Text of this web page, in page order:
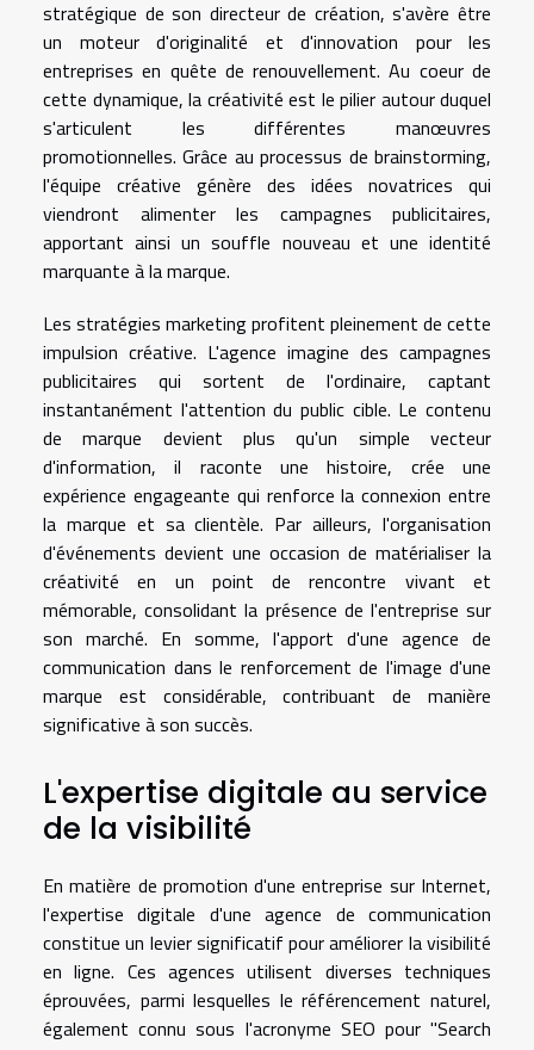
stratégique de son directeur de création, s'avère être
un moteur d'originalité et d'innovation pour les
entreprises en quête de renouvellement. Au coeur de
cette dynamique, la créativité est le pilier autour duquel
s'articulent les différentes manœuvres
promotionnelles. Grâce au processus de brainstorming,
l'équipe créative génère des idées novatrices qui
viendront alimenter les campagnes publicitaires,
apportant ainsi un souffle nouveau et une identité
marquante à la marque.
Les stratégies marketing profitent pleinement de cette
impulsion créative. L'agence imagine des campagnes
publicitaires qui sortent de l'ordinaire, captant
instantanément l'attention du public cible. Le contenu
de marque devient plus qu'un simple vecteur
d'information, il raconte une histoire, crée une
expérience engageante qui renforce la connexion entre
la marque et sa clientèle. Par ailleurs, l'organisation
d'événements devient une occasion de matérialiser la
créativité en un point de rencontre vivant et
mémorable, consolidant la présence de l'entreprise sur
son marché. En somme, l'apport d'une agence de
communication dans le renforcement de l'image d'une
marque est considérable, contribuant de manière
significative à son succès.
L'expertise digitale au service
de la visibilité
En matière de promotion d'une entreprise sur Internet,
l'expertise digitale d'une agence de communication
constitue un levier significatif pour améliorer la visibilité
en ligne. Ces agences utilisent diverses techniques
éprouvées, parmi lesquelles le référencement naturel,
également connu sous l'acronyme SEO pour "Search